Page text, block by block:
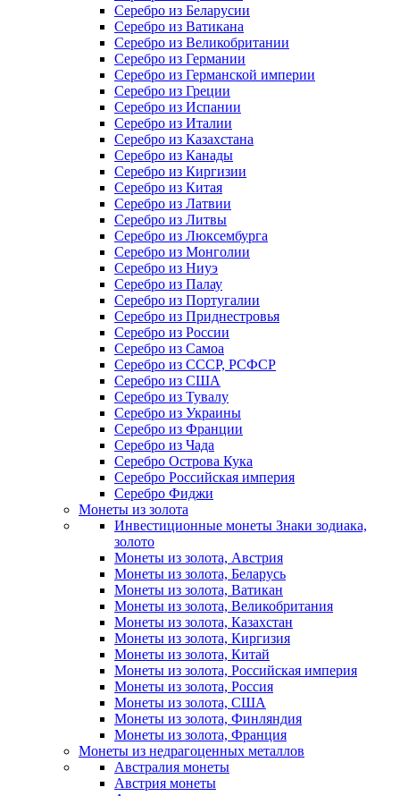
Серебро из Беларусии
Серебро из Ватикана
Серебро из Великобритании
Серебро из Германии
Серебро из Германской империи
Серебро из Греции
Серебро из Испании
Серебро из Италии
Серебро из Казахстана
Серебро из Канады
Серебро из Киргизии
Серебро из Китая
Серебро из Латвии
Серебро из Литвы
Серебро из Люксембурга
Серебро из Монголии
Серебро из Ниуэ
Серебро из Палау
Серебро из Португалии
Серебро из Приднестровья
Серебро из России
Серебро из Самоа
Серебро из СССР, РСФСР
Серебро из США
Серебро из Тувалу
Серебро из Украины
Серебро из Франции
Серебро из Чада
Серебро Острова Кука
Серебро Российская империя
Серебро Фиджи
Монеты из золота
Инвестиционные монеты Знаки зодиака,
золото
Монеты из золота, Австрия
Монеты из золота, Беларусь
Монеты из золота, Ватикан
Монеты из золота, Великобритания
Монеты из золота, Казахстан
Монеты из золота, Киргизия
Монеты из золота, Китай
Монеты из золота, Российская империя
Монеты из золота, Россия
Монеты из золота, США
Монеты из золота, Финляндия
Монеты из золота, Франция
Монеты из недрагоценных металлов
Австралия монеты
Австрия монеты